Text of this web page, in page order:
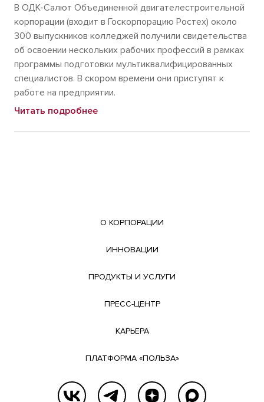
В ОДК-Салют Объединенной двигателестроительной
корпорации (входит в Госкорпорацию Ростех) около
300 выпускников колледжей получили свидетельства
об освоении нескольких рабочих профессий в рамках
программы подготовки мультиквалифицированных
специалистов. В скором времени они приступят к
работе на предприятии.
Читать подробнее
О КОРПОРАЦИИ
ИННОВАЦИИ
ПРОДУКТЫ И УСЛУГИ
ПРЕСС-ЦЕНТР
КАРЬЕРА
ПЛАТФОРМА «ПОЛЬЗА»